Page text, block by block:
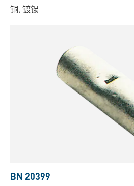
铜, 镀锡
BN 20399